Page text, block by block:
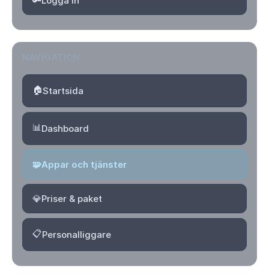
🏠Startsida
📊Dashboard
🧩Appar och tjänster
💎Priser & paket
📋Personalliggare